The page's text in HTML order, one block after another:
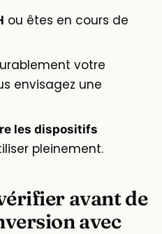
ou êtes en cours de
votre
envisagez une
les dispositifs
pleinement.
avant de
avec